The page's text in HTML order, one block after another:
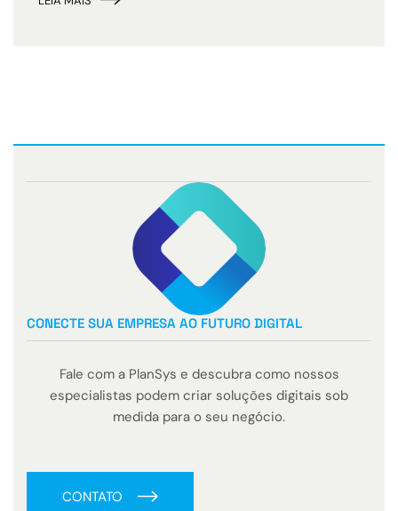
CONECTE SUA EMPRESA AO FUTURO DIGITAL
Fale com a PlanSys e descubra como nossos
especialistas podem criar soluções digitais sob
medida para o seu negócio.
CONTATO